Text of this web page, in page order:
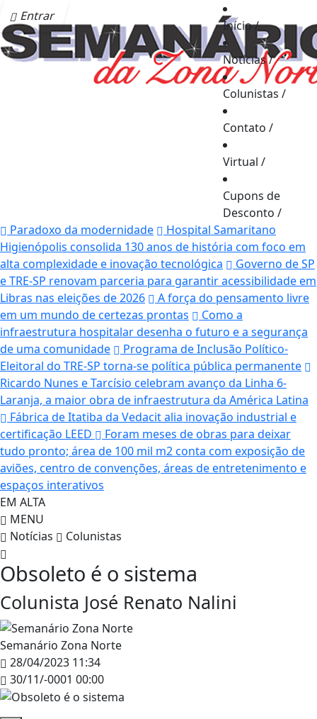
Entrar
Início/
Notícias/
Colunistas /
Contato /
Virtual /
Cupons de
Desconto /
Paradoxo da modernidade
Hospital Samaritano
Higienópolis consolida 130 anos de história com foco em
alta complexidade e inovação tecnológica
Governo de SP
e TRE-SP renovam parceria para garantir acessibilidade em
Libras nas eleições de 2026
A força do pensamento livre
em um mundo de certezas prontas
Como a
infraestrutura hospitalar desenha o futuro e a segurança
de uma comunidade
Programa de Inclusão Político-
Eleitoral do TRE-SP torna-se política pública permanente
Ricardo Nunes e Tarcísio celebram avanço da Linha 6-
Laranja, a maior obra de infraestrutura da América Latina
Fábrica de Itatiba da Vedacit alia inovação industrial e
certificação LEED
Foram meses de obras para deixar
tudo pronto; área de 100 mil m2 conta com exposição de
aviões, centro de convenções, áreas de entretenimento e
espaços interativos
EM ALTA
MENU
Notícias
Colunistas
Obsoleto é o sistema
Colunista José Renato Nalini
Semanário Zona Norte
28/04/2023 11:34
30/11/-0001 00:00